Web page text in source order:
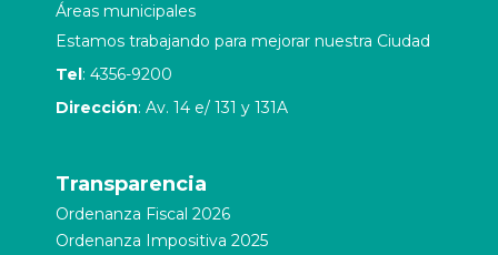
Áreas municipales
Estamos trabajando para mejorar nuestra Ciudad
Tel: 4356-9200
Dirección: Av. 14 e/ 131 y 131A
Transparencia
Ordenanza Fiscal 2026
Ordenanza Impositiva 2025